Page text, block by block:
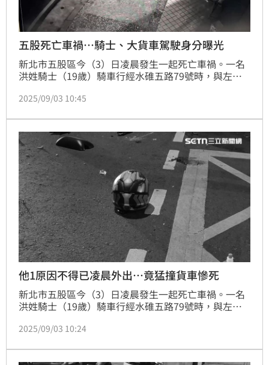
五股死亡車禍…騎士、大貨車駕駛身分曝光
新北市五股區今（3）日凌晨發生一起死亡車禍。一名
洪姓騎士（19歲）騎車行經水碓五路79號時，與左轉
仍宣告不治。如今，雙方駕駛的身分曝光。
2025/09/03 10:45
他1原因不得已凌晨外出…竟猛撞貨車慘死
新北市五股區今（3）日凌晨發生一起死亡車禍。一名
洪姓騎士（19歲）騎車行經水碓五路79號時，與左轉
仍宣告不治。據了解，洪男本已下班返家，至於為何要
2025/09/03 10:24